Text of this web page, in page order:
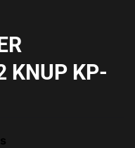
KNUP KP-